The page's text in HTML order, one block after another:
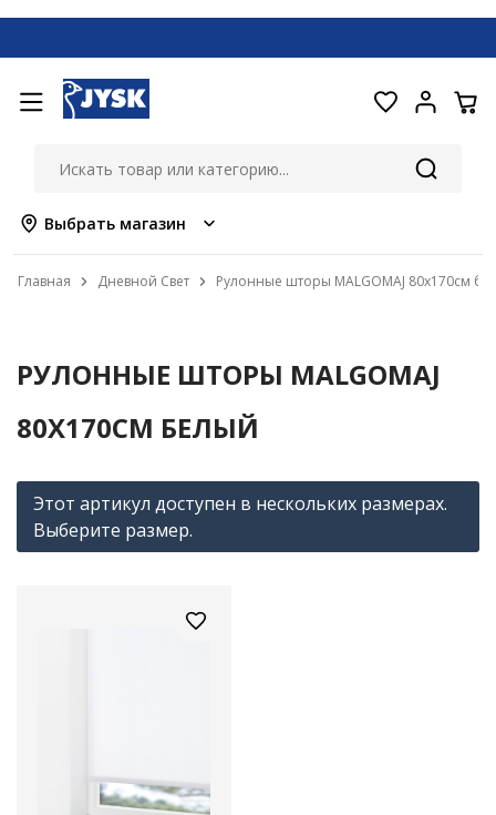
Выбрать магазин
Главная Дневной Свет Рулонные шторы MALGOMAJ 80x170см
РУЛОННЫЕ ШТОРЫ MALGOMAJ
80X170СМ БЕЛЫЙ
Этот артикул доступен в нескольких размерах.
Выберите размер.